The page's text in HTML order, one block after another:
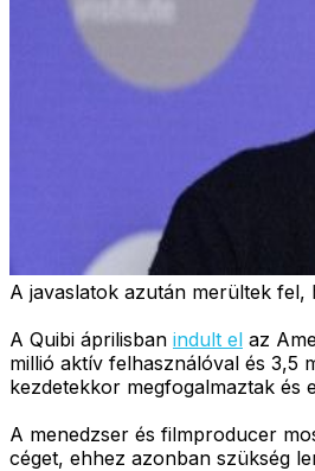
A javaslatok azután merültek
A Quibi áprilisban indult el az
millió aktív felhasználóval és 3,5
kezdetekkor megfogalmaztak és
A menedzser és filmproducer
céget, ehhez azonban szükség